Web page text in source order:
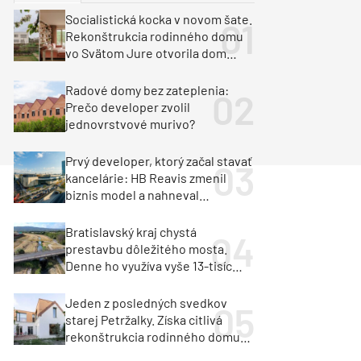
Klimatizácia a vetranie
Milan Murcka
Socialistická kocka v novom šate.
Rekonštrukcia rodinného domu
vo Svätom Jure otvorila dom
Radové domy bez zateplenia:
Prečo developer zvolil
jednovrstvové murivo?
Prvý developer, ktorý začal stavať
kancelárie: HB Reavis zmenil
biznis model a nahneval
Bratislavský kraj chystá
prestavbu dôležitého mosta.
Denne ho využíva vyše 13-tisíc
Jeden z posledných svedkov
starej Petržalky. Získa citlivá
rekonštrukcia rodinného domu